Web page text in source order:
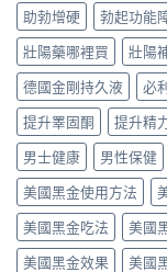
助勃增硬
勃起功能
壯陽藥哪裡買
壯陽
德國金剛持久液
必
提升睪固酮
提升精
男士健康
男性保健
美國黑金使用方法
美國黑金吃法
美國
美國黑金效果
美國